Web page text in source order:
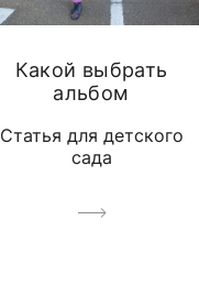
Какой выбрать
альбом
Статья для детского
сада